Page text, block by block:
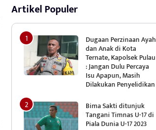
Artikel Populer
Dugaan Perzinaan Ayah
dan Anak di Kota
Ternate, Kapolsek Pulau
: Jangan Dulu Percaya
Isu Apapun, Masih
Dilakukan Penyelidikan
Bima Sakti ditunjuk
Tangani Timnas U-17 di
Piala Dunia U-17 2023